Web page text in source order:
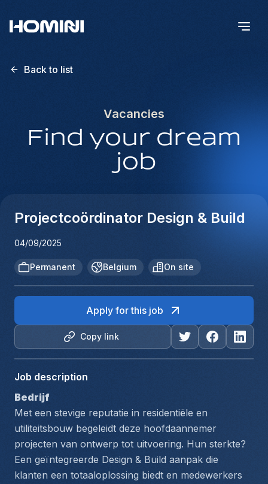
Back to list
Vacancies
Find your dream
job
Projectcoördinator Design & Build
04/09/2025
Permanent Belgium On site
Copy link
Apply for this job
Job description
Bedrijf
Met een stevige reputatie in residentiële en
utiliteitsbouw begeleidt deze hoofdaannemer
projecten van ontwerp tot uitvoering. Hun sterkte?
Een geïntegreerde Design & Build aanpak die
klanten een totaaloplossing biedt en medewerkers